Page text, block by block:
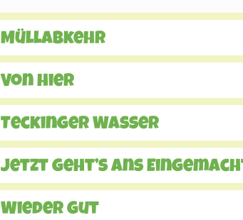
Müllabkehr
Von hier
Teckinger Wasser
Jetzt geht’s ans
Wieder gut